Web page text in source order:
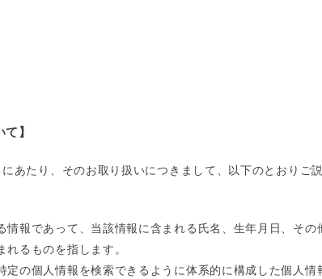
】
あたり、そのお取り扱いにつきまして、以下のとおりご説
情報であって、当該情報に含まれる氏名、生年月日、そ
るものを指します。
定の個人情報を検索できるように体系的に構成した個人